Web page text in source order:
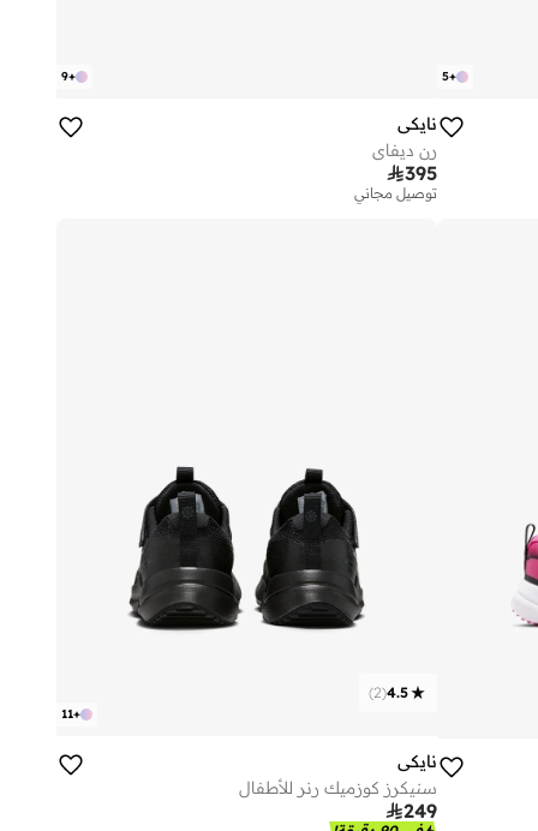
+
5
+
9
نايكي
رن ديفاي
395
توصيل مجاني
+
11
4.5
(
2
)
نايكي
سنيكرز كوزميك رنر للأطفال
249